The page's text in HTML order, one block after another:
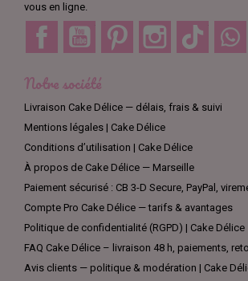
vous en ligne.
Facebook YouTube Pinterest Instagram TikTok
Notre société
Livraison Cake Délice — délais, frais & suivi
Mentions légales | Cake Délice
Conditions d’utilisation | Cake Délice
À propos de Cake Délice — Marseille
Paiement sécurisé : CB 3-D Secure, PayPal,
Compte Pro Cake Délice — tarifs & avantages
Politique de confidentialité (RGPD) | Cake Délice
FAQ Cake Délice – livraison 48 h, paiements,
Avis clients — politique & modération | Cake